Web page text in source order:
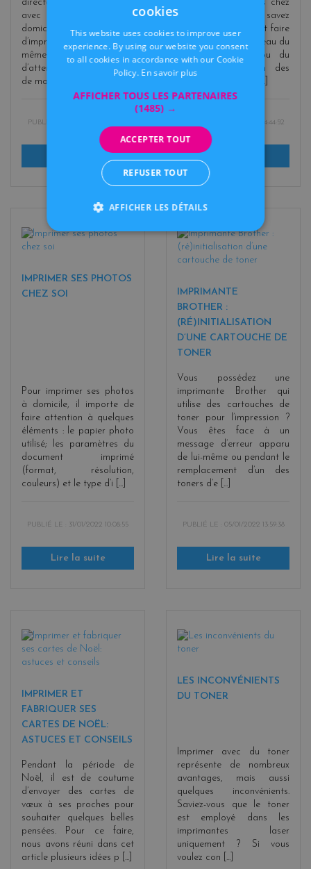
directement chez vous
avec votre imprimante à
domicile ? Les avantages
d’imprimer ses photos soi-
même : pas de délai
d’attente et la possibilité
de module [...]
PUBLIÉ LE :
une série de photos chez
vous mais vous ne savez
pas encore comment faire
? Que ce soit au niveau du
choix du papier ou du
format d’impression des
photos, vous ne co [...]
01/03/2022 14:44:52
IMPRIMER SES PHOTOS
CHEZ SOI
Pour imprimer ses photos
à domicile, il importe de
faire attention à quelques
éléments : le papier photo
utilisé; les paramètres du
document imprimé
(format, résolution,
couleurs) et le type d’i [...]
PUBLIÉ LE : 31/01/2022 10:08:55
Lire la suite
IMPRIMANTE
BROTHER :
(RÉ)INITIALISATION
D’UNE CARTOUCHE DE
TONER
Vous possédez une
imprimante Brother qui
utilise des cartouches de
toner pour l’impression ?
Vous êtes face à un
message d’erreur apparu
de lui-même ou pendant le
remplacement d’un des
toners d’e [...]
PUBLIÉ LE : 05/01/2022 13:59:38
Lire la suite
IMPRIMER ET
FABRIQUER SES
CARTES DE NOËL:
ASTUCES ET CONSEILS
Pendant la période de
Noël, il est de coutume
d’envoyer des cartes de
vœux à ses proches pour
souhaiter quelques belles
pensées. Pour ce faire,
nous avons réuni dans cet
article plusieurs idées p [...]
LES INCONVÉNIENTS
DU TONER
Imprimer avec du toner
représente de nombreux
avantages, mais aussi
quelques inconvénients.
Saviez-vous que le toner
est employé dans les
imprimantes laser
uniquement ? Si vous
voulez con [...]
cookies
This website uses cookies to improve user
experience. By using our website you consent
to all cookies in accordance with our Cookie
Policy. En savoir plus
AFFICHER TOUS LES PARTENAIRES
(1485) →
ACCEPTER TOUT
REFUSER TOUT
AFFICHER LES DÉTAILS